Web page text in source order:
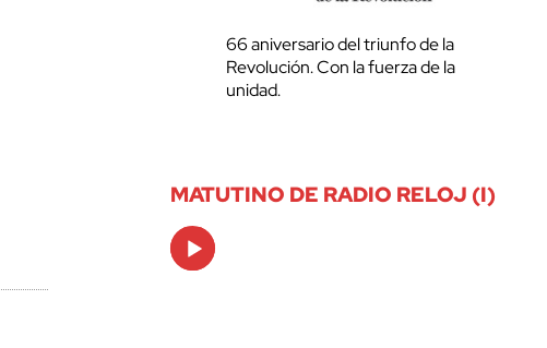
66 aniversario del triunfo de la
Revolución. Con la fuerza de la
unidad.
MATUTINO DE RADIO RELOJ (I)
Audio
Player